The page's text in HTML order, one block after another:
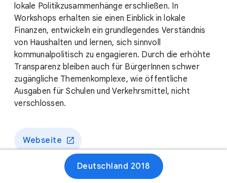
lokale Politikzusammenhänge erschließen. In
Workshops erhalten sie einen Einblick in lokale
Finanzen, entwickeln ein grundlegendes Verständnis
von Haushalten und lernen, sich sinnvoll
kommunalpolitisch zu engagieren. Durch die erhöhte
Transparenz bleiben auch für BürgerInnen schwer
zugängliche Themenkomplexe, wie öffentliche
Ausgaben für Schulen und Verkehrsmittel, nicht
verschlossen.
Webseite
Deutschland 2018